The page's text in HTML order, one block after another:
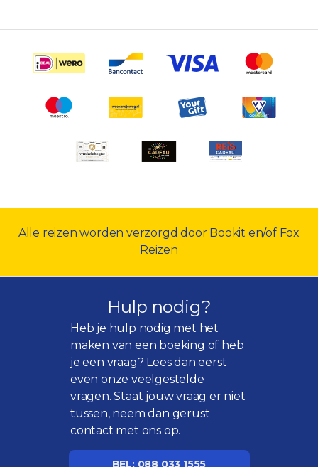
Alle reizen worden verzorgd door Bookit en/of Fox
Reizen
Hulp nodig?
Heb je hulp nodig met het
maken van een boeking of heb
je een vraag? Lees dan eerst
even onzeveelgestelde
vragen. Staat jouw vraag er niet
tussen, neem dan gerust
contact met ons op.
BEL: 088 033 1555